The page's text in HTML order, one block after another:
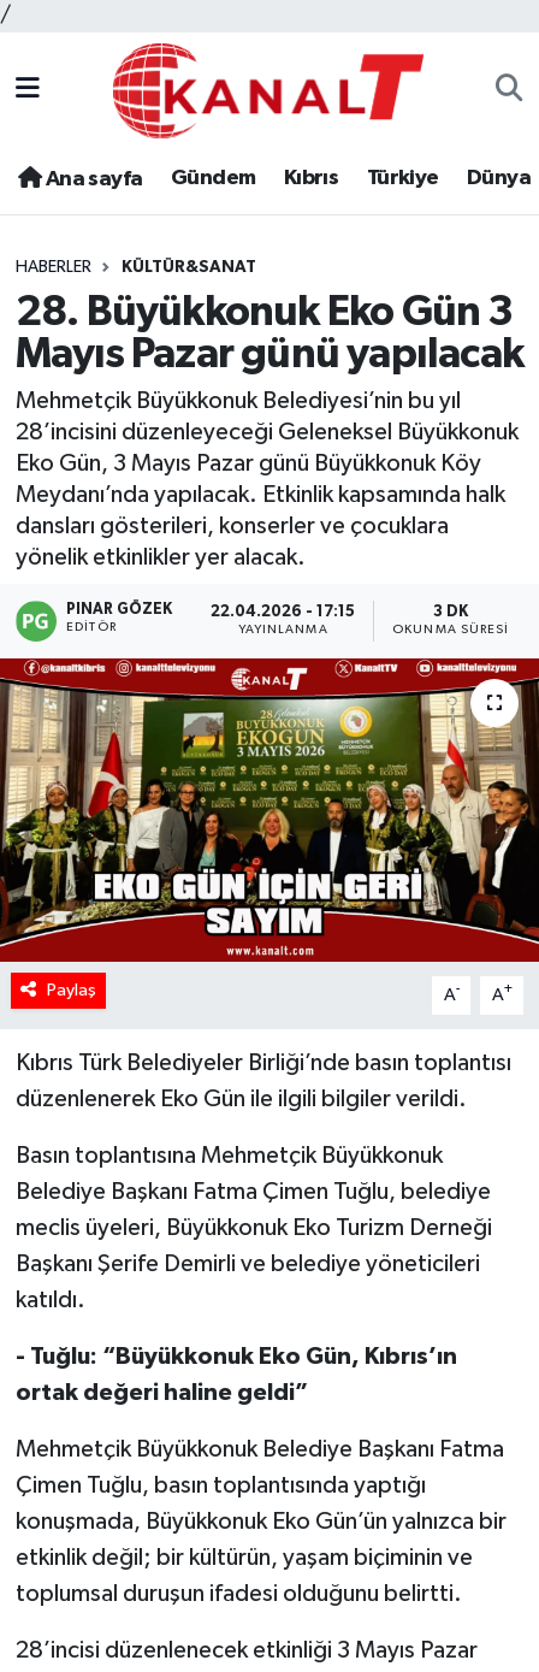
/
Ana sayfa Gündem Kıbrıs Türkiye Dünya
HABERLER KÜLTÜR&SANAT
28. Büyükkonuk Eko Gün 3
Mayıs Pazar günü yapılacak
Mehmetçik Büyükkonuk Belediyesi’nin bu yıl
28’incisini düzenleyeceği Geleneksel Büyükkonuk
Eko Gün, 3 Mayıs Pazar günü Büyükkonuk Köy
Meydanı’nda yapılacak. Etkinlik kapsamında halk
dansları gösterileri, konserler ve çocuklara
yönelik etkinlikler yer alacak.
PINAR GÖZEK
EDITÖR
22.04.2026 - 17:15
YAYINLANMA
3 DK
OKUNMA SÜRESI
Paylaş A- A+
Kıbrıs Türk Belediyeler Birliği’nde basın toplantısı
düzenlenerek Eko Gün ile ilgili bilgiler verildi.
Basın toplantısına Mehmetçik Büyükkonuk
Belediye Başkanı Fatma Çimen Tuğlu, belediye
meclis üyeleri, Büyükkonuk Eko Turizm Derneği
Başkanı Şerife Demirli ve belediye yöneticileri
katıldı.
- Tuğlu: “Büyükkonuk Eko Gün, Kıbrıs’ın
ortak değeri haline geldi”
Mehmetçik Büyükkonuk Belediye Başkanı Fatma
Çimen Tuğlu, basın toplantısında yaptığı
konuşmada, Büyükkonuk Eko Gün’ün yalnızca bir
etkinlik değil; bir kültürün, yaşam biçiminin ve
toplumsal duruşun ifadesi olduğunu belirtti.
28’incisi düzenlenecek etkinliği 3 Mayıs Pazar